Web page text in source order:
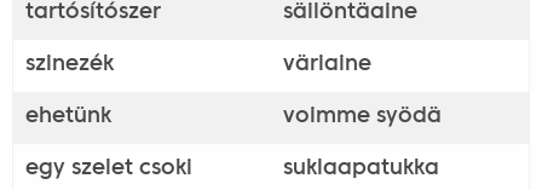
tartósítószer säilöntäaine
szinezék väriaine
ehetünk voimme syödä
egy szelet csoki suklaapatukka